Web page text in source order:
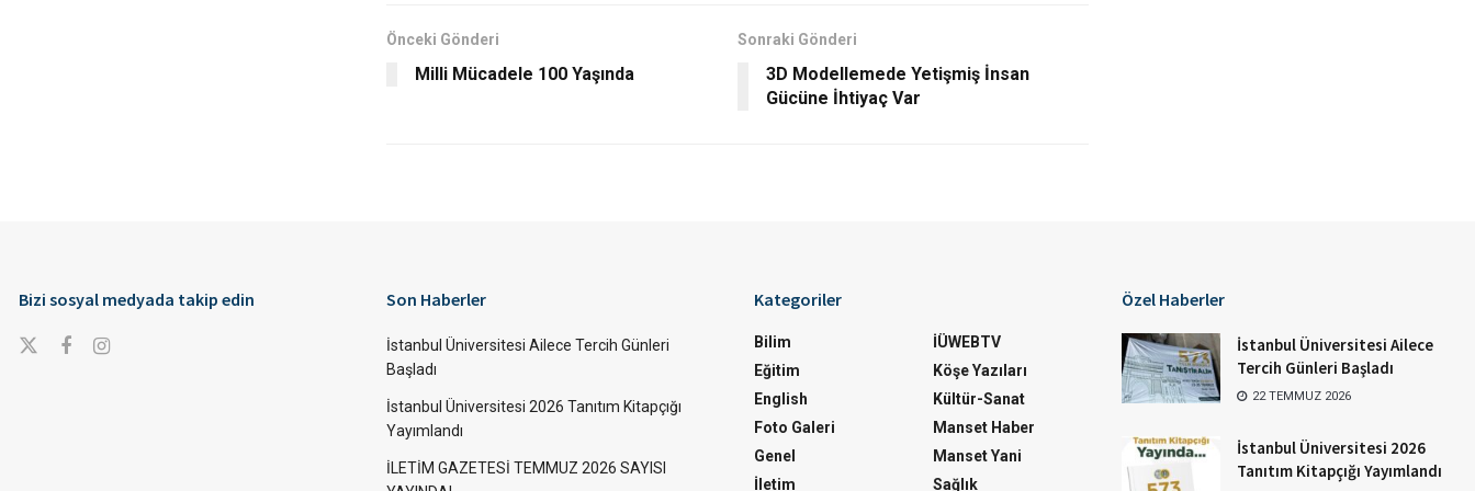
Önceki Gönderi
Milli Mücadele 100 Yaşında
Sonraki Gönderi
3D Modellemede Yetişmiş İnsan
Gücüne İhtiyaç Var
Bizi sosyal medyada takip edin Son Haberler
İstanbul Üniversitesi Ailece Tercih Günleri
Başladı
İstanbul Üniversitesi 2026 Tanıtım Kitapçığı
Yayımlandı
İLETİM GAZETESİ TEMMUZ 2026 SAYISI
Kategoriler
Bilim
Eğitim
English
Foto Galeri
Genel
İletim
İÜWEBTV
Köşe Yazıları
Kültür-Sanat
Manset Haber
Manset Yani
Sağlık
Özel Haberler
İstanbul Üniversitesi Ailece
Tercih Günleri Başladı
22 TEMMUZ 2026
İstanbul Üniversitesi 2026
Tanıtım Kitapçığı Yayımlandı